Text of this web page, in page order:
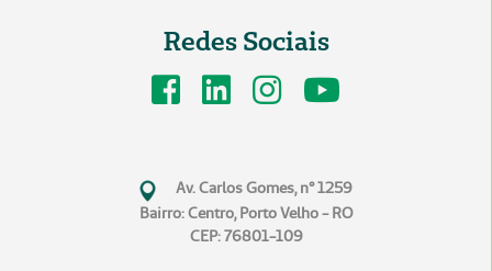
Redes Sociais
Av. Carlos Gomes, n° 1259
Bairro: Centro, Porto Velho - RO
CEP: 76801-109